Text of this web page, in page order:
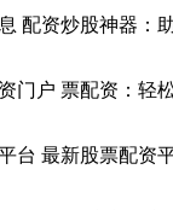
配资炒股神器：
票配资：轻松撬动股
最新股票配资平台推